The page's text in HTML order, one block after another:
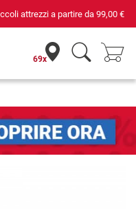
attrezzi a partire da 99,00 €
69x